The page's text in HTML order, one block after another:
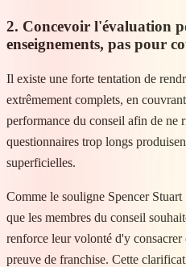
2. Concevoir l'évaluation
enseignements, pas pour
Il existe une forte tentation de
extrêmement complets, en
performance du conseil afin de ne
questionnaires trop longs
superficielles.
Comme le souligne Spencer
que les membres du conseil
renforce leur volonté d'y
preuve de franchise. Cette